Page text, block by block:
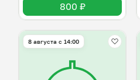
800 ₽
8 августа с 14:00